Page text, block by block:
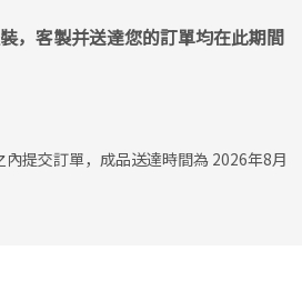
，客製并送達您的訂單均在此期間
內提交訂單，成品送達時間為 2026年8月